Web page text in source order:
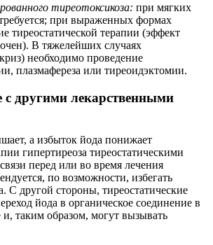
тиреотоксикоза: при мягких
при выраженных формах
тиреостатической терапии (эффект
В тяжелейших случаях
необходимо проведение
плазмафереза или тиреоидэктомии.
с другими лекарственными
а избыток йода понижает
гипертиреоза тиреостатическими
перед или во время лечения
по возможности, избегать
С другой стороны, тиреостатические
йода в органическое соединение в
таким образом, могут вызывать